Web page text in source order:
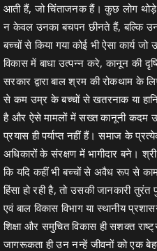
आती हैं, जो चिंताजनक हैं। कुछ लोग
न केवल उनका बचपन छीनते हैं, बल्कि
बच्चों से किया गया कोई भी ऐसा कार्य
विकास में बाधा उत्पन्न करे, कानून की
सरकार द्वारा बाल श्रम की रोकथाम के
से कम उम्र के बच्चों से खतरनाक या
है और ऐसे मामलों में सख्त कानूनी कदम
प्रयास ही पर्याप्त नहीं हैं। समाज के
अधिकारों के संरक्षण में भागीदार बने।
कि यदि कहीं भी बच्चों से अवैध रूप से काम
हिंसा हो रही है, तो उसकी जानकारी
एवं बाल विकास विभाग या स्थानीय
शिक्षा और समुचित विकास ही सशक्त
जागरूकता ही उन नन्हें जीवनों को एक